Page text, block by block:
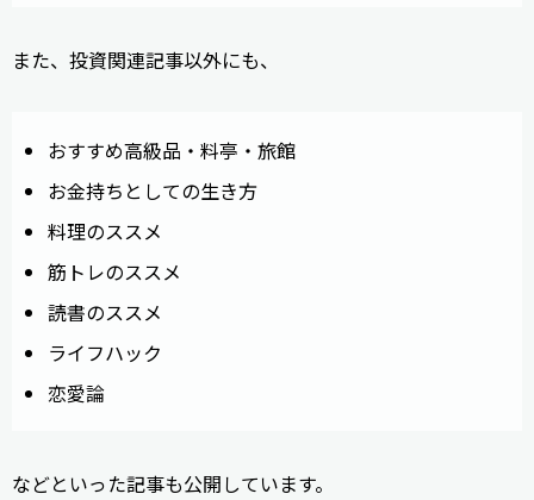
また、投資関連記事以外にも、
おすすめ高級品・料亭・旅館
お金持ちとしての生き方
料理のススメ
筋トレのススメ
読書のススメ
ライフハック
恋愛論
などといった記事も公開しています。